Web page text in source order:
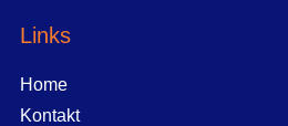
Links
Home
Kontakt